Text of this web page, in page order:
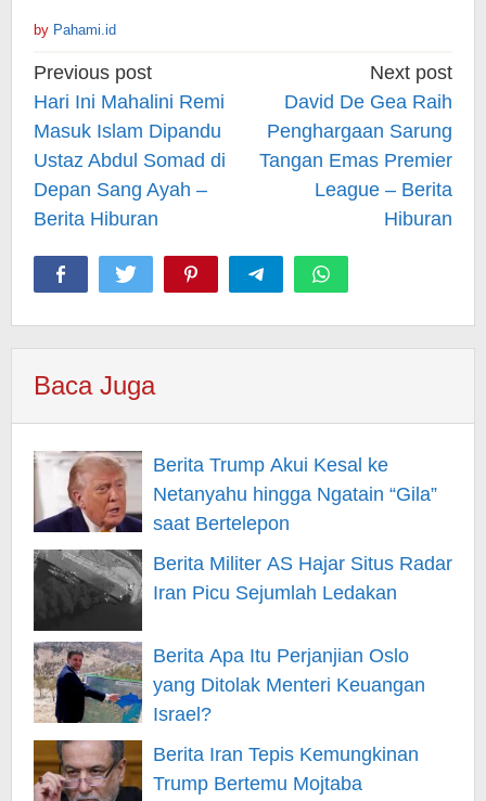
by Pahami.id
Post
navigation
Previous post
Hari Ini Mahalini Remi
Masuk Islam Dipandu
Ustaz Abdul Somad di
Depan Sang Ayah –
Berita Hiburan
Next post
David De Gea Raih
Penghargaan Sarung
Tangan Emas Premier
League – Berita
Hiburan
Baca Juga
Berita Trump Akui Kesal ke
Netanyahu hingga Ngatain “Gila”
saat Bertelepon
Berita Militer AS Hajar Situs Radar
Iran Picu Sejumlah Ledakan
Berita Apa Itu Perjanjian Oslo
yang Ditolak Menteri Keuangan
Israel?
Berita Iran Tepis Kemungkinan
Trump Bertemu Mojtaba